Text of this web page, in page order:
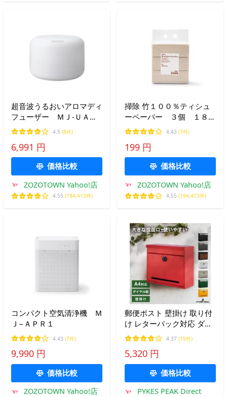
超音波うるおいアロマディ
フューザー ＭＪ‐ＵＡＤ
１
4.5 (8件)
6,991 円
価格比較
ZOZOTOWN Yahoo!店
4.55 (194,413件)
掃除 竹１００％ティシュ
ーペーパー ３個 １８０
組（３６０枚）
4.43 (7件)
199 円
価格比較
ZOZOTOWN Yahoo!店
4.55 (194,413件)
コンパクト空気清浄機 Ｍ
Ｊ−ＡＰＲ１
4.43 (7件)
9,990 円
価格比較
ZOZOTOWN Yahoo!店
郵便ポスト 壁掛け 取り付
け レターパック対応 ダイ
ヤル式 落下防止バー 小型
プッシュ錠 ロック付き 宅
配 おしゃれ パイクスピー
ク
4.37 (19件)
5,320 円
価格比較
PYKES PEAK Direct